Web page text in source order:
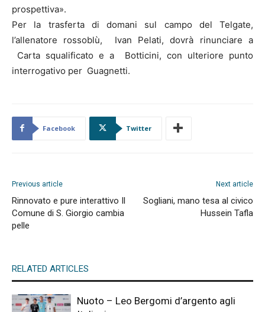
prospettiva».
Per la trasferta di domani sul campo del Telgate,
l’allenatore rossoblù, Ivan Pelati, dovrà rinunciare a
Carta squalificato e a Botticini, con ulteriore punto
interrogativo per Guagnetti.
Facebook Twitter
Previous article
Rinnovato e pure interattivo Il
Comune di S. Giorgio cambia
pelle
Next article
Sogliani, mano tesa al civico
Hussein Tafla
RELATED ARTICLES
Nuoto – Leo Bergomi d’argento agli